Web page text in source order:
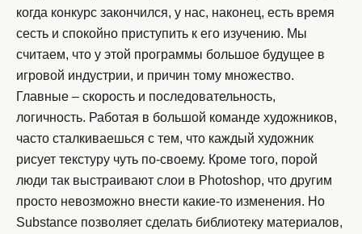
когда конкурс закончился, у нас, наконец, есть время
сесть и спокойно приступить к его изучению. Мы
считаем, что у этой программы большое будущее в
игровой индустрии, и причин тому множество.
Главные – скорость и последовательность,
логичность. Работая в большой команде художников,
часто сталкиваешься с тем, что каждый художник
рисует текстуру чуть по-своему. Кроме того, порой
люди так выстраивают слои в Photoshop, что другим
просто невозможно внести какие-то изменения. Но
Substance позволяет сделать библиотеку материалов,